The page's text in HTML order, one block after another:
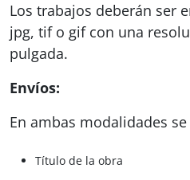
Los trabajos deberán ser
jpg, tif o gif con una
pulgada.
Envíos:
En ambas modalidades
Título de la obra